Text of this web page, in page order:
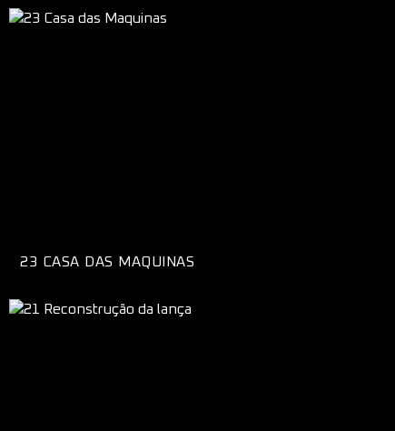
23 CASA DAS MAQUINAS